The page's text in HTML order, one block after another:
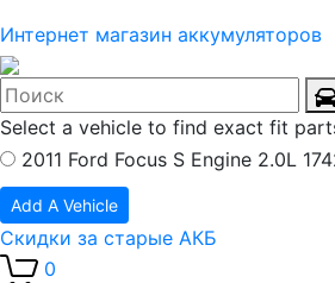
Интернет магазин аккумуляторов
Select a vehicle to find exact fit
2011 Ford Focus S Engine 2.0L
Add A Vehicle
Скидки за старые АКБ
0